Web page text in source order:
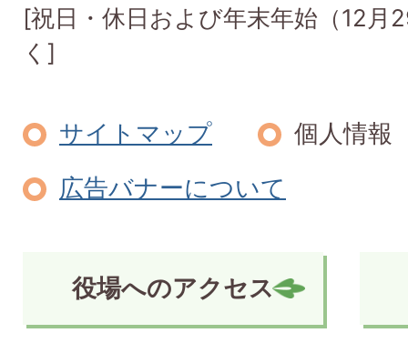
[祝日・休日および年末年始（12月
く]
サイトマップ
個人情報
広告バナーについて
役場へのアクセス